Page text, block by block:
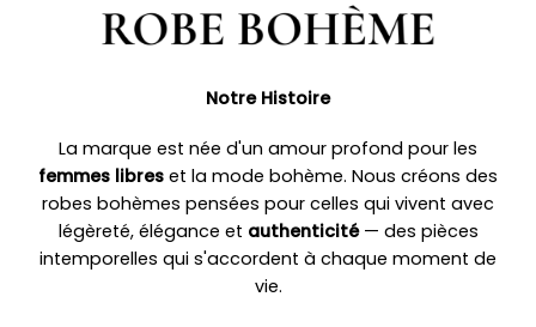
Notre Histoire
La marque est née d'un amour profond pour les
femmes libres et la mode bohème. Nous créons des
robes bohèmes pensées pour celles qui vivent avec
légèreté, élégance et authenticité— des pièces
intemporelles qui s'accordent à chaque moment de
vie.